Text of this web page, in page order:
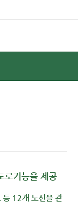
로기능을 제공
등 12개 노선을 관